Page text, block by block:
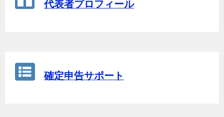
代表者プロフィール
確定申告サポート